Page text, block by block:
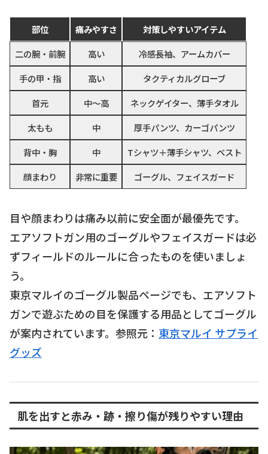
部位 痛みやすさ
対策しやすいアイテム
二の腕・前腕
高い
冷感長袖、アームカバー
手の甲・指
高い
タクティカルグローブ
首元
中〜高
ネックゲイター、薄手タオル
太もも
中
厚手パンツ、カーゴパンツ
背中・胸
中
Tシャツ＋薄手シャツ、ベスト
顔まわり
非常に重要 ゴーグル、フェイスガード
目や顔まわりは痛み以前に安全面が最優先です。
エアソフトガン用のゴーグルやフェイスガードは必
ずフィールドのルールに合ったものを使いましょ
う。
東京マルイのゴーグル製品ページでも、エアソフト
ガンで遊ぶための目を保護する用品としてゴーグル
が案内されています。参照元： 東京マルイ サプライ
グッズ
肌を出すと赤み・跡・擦り傷が残りやすい理由